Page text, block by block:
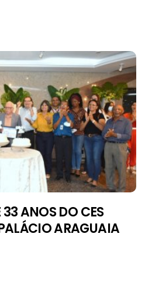
ANOS DO CES
ARAGUAIA